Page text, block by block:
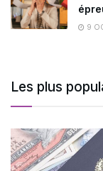
9
Les plus